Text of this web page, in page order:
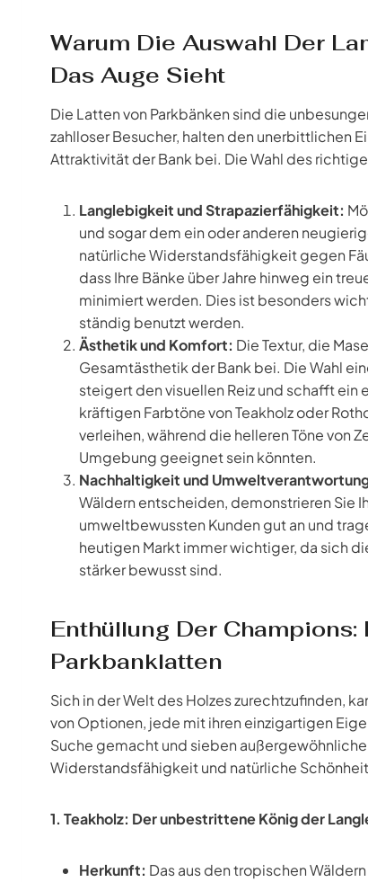
Warum Die Auswahl Der
Das Auge Sieht
Die Latten von Parkbänken sind die
zahlloser Besucher, halten den unerbittlichen
Attraktivität der Bank bei. Die Wahl des
Langlebigkeit und Strapazierfähigkeit:
und sogar dem ein oder anderen
natürliche Widerstandsfähigkeit gegen
dass Ihre Bänke über Jahre hinweg ein
minimiert werden. Dies ist besonders
ständig benutzt werden.
Ästhetik und Komfort: Die Textur, die
Gesamtästhetik der Bank bei. Die Wahl
steigert den visuellen Reiz und schafft
kräftigen Farbtöne von Teakholz oder
verleihen, während die helleren Töne von
Umgebung geeignet sein könnten.
Nachhaltigkeit und
Wäldern entscheiden, demonstrieren Sie
umweltbewussten Kunden gut an und
heutigen Markt immer wichtiger, da sich
stärker bewusst sind.
Enthüllung Der
Parkbanklatten
Sich in der Welt des Holzes zurechtzufinden,
von Optionen, jede mit ihren einzigartigen
Suche gemacht und sieben
Widerstandsfähigkeit und natürliche
1. Teakholz: Der unbestrittene König der
Herkunft: Das aus den tropischen